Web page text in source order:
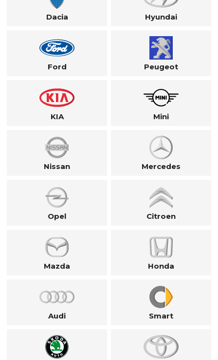
Dacia Hyundai
Ford Peugeot
KIA Mini
Nissan Mercedes
Opel Citroen
Mazda Honda
Audi Smart